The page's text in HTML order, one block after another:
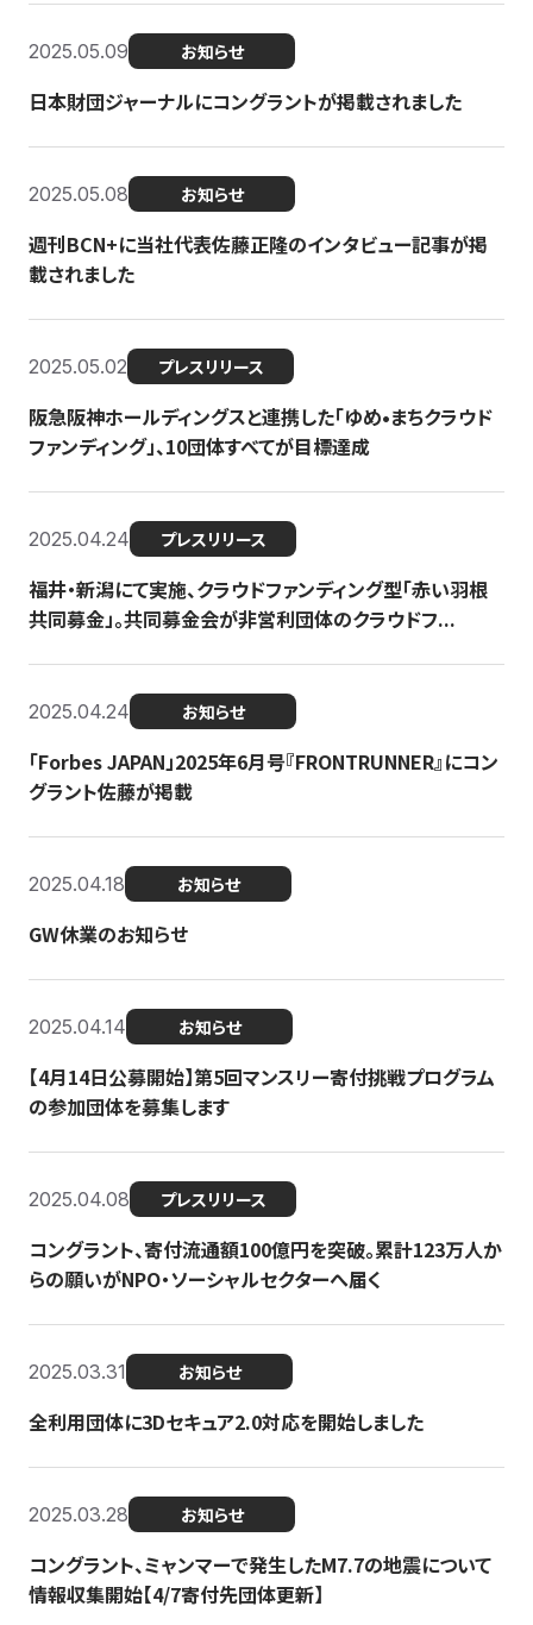
2025.05.09 お知らせ
日本財団ジャーナルにコングラントが掲載されました
2025.05.08 お知らせ
週刊BCN+に当社代表佐藤正隆のインタビュー記事が掲
載されました
2025.05.02 プレスリリース
阪急阪神ホールディングスと連携した「ゆめ•まちクラウド
ファンディング」、10団体すべてが目標達成
2025.04.24 プレスリリース
福井・新潟にて実施、クラウドファンディング型「赤い羽根
共同募金」。共同募金会が非営利団体のクラウドフ...
2025.04.24 お知らせ
「Forbes JAPAN」2025年6月号『FRONTRUNNER』にコン
グラント佐藤が掲載
2025.04.18 お知らせ
GW休業のお知らせ
2025.04.14 お知らせ
【4月14日公募開始】第5回マンスリー寄付挑戦プログラム
の参加団体を募集します
2025.04.08 プレスリリース
コングラント、寄付流通額100億円を突破。累計123万人か
らの願いがNPO・ソーシャルセクターへ届く
2025.03.31 お知らせ
全利用団体に3Dセキュア2.0対応を開始しました
2025.03.28 お知らせ
コングラント、ミャンマーで発生したM7.7の地震について
情報収集開始【4/7寄付先団体更新】